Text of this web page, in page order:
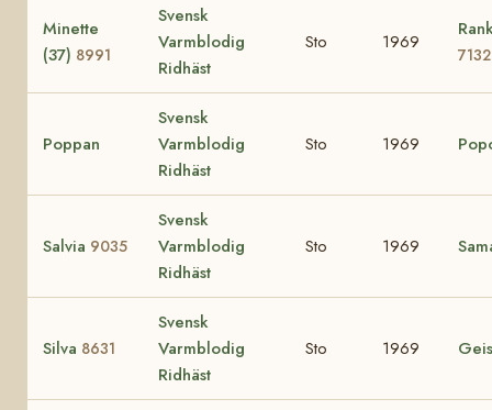
Minette
(37) 8991
Svensk
Varmblodig
Ridhäst
Sto 1969
7132
Poppan
Svensk
Varmblodig
Ridhäst
Sto 1969
Salvia 9035
Svensk
Varmblodig
Ridhäst
Sto 1969
Silva 8631
Svensk
Varmblodig
Ridhäst
Sto 1969